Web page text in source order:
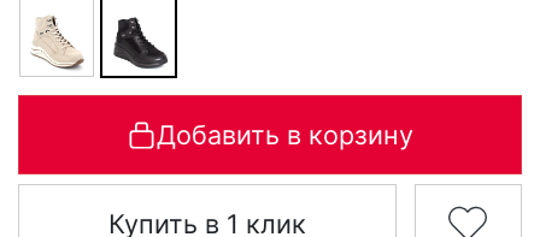
Добавить в корзину
Купить в 1 клик